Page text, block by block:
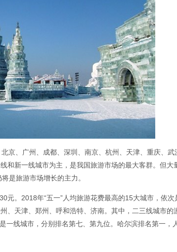
京、广州、成都、深圳、南京、杭州、天津、重庆、武
和新一线城市为主，是我国旅游市场的最大客群。但大
是旅游市场增长的主力。
元。2018年“五一”人均旅游花费最高的15大城市，依次
、天津、郑州、呼和浩特、济南。其中，二三线城市的
一线城市，分别排名第七、第九位。哈尔滨排名第一，